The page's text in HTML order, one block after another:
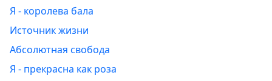
Я - королева бала
Источник жизни
Абсолютная свобода
Я - прекрасна как роза